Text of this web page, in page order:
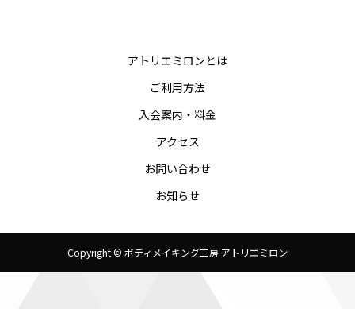
アトリエミロンとは
ご利用方法
入会案内・料金
アクセス
お問い合わせ
お知らせ
Copyright © ボディメイキング工房 アトリエミロン